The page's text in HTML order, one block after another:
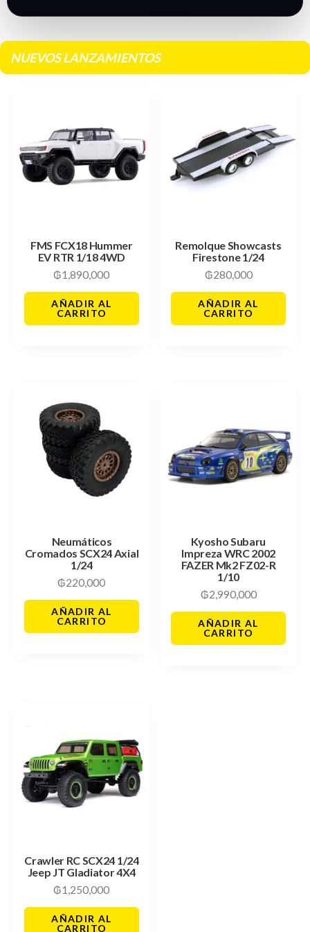
NUEVOS LANZAMIENTOS
FMS FCX18 Hummer
EV RTR 1/18 4WD
₲1,890,000
AÑADIR AL
CARRITO
Remolque Showcasts
Firestone 1/24
₲280,000
AÑADIR AL
CARRITO
Neumáticos
Cromados SCX24 Axial
1/24
₲220,000
AÑADIR AL
CARRITO
Kyosho Subaru
Impreza WRC 2002
FAZER Mk2 FZ02-R
1/10
₲2,990,000
AÑADIR AL
CARRITO
Crawler RC SCX24 1/24
Jeep JT Gladiator 4X4
₲1,250,000
AÑADIR AL
CARRITO